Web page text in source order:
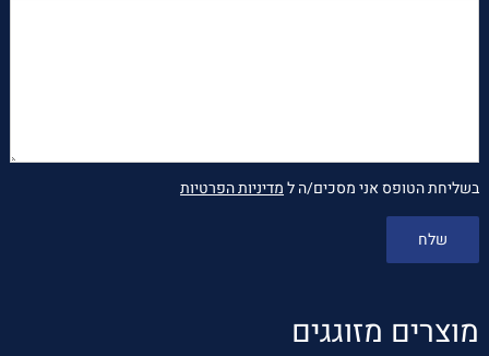
בשליחת הטופס אני מסכים/ה למדיניות הפרטיות
מוצרים מזוגגים